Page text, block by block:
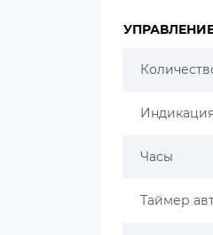
Индикация
Часы
Таймер